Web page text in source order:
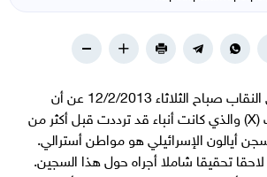
كشف التلفاز الاسترالي النقاب صباح الثلاثاء 12/2/2013 عن أن
السجين الأمني الملقب (X) والذي كانت أنباء قد ترددت قبل أكثر من
أيالون الإسرائيلي هو مواطن أسترالي.
لاحقا تحقيقا شاملا أجراه حول هذا السجين.